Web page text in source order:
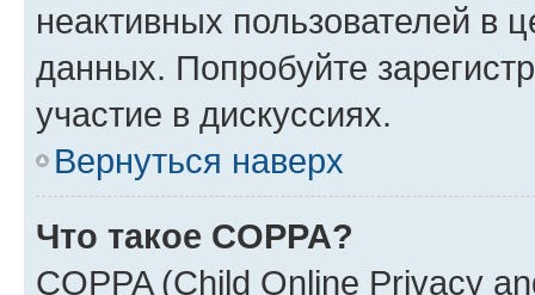
неактивных пользователей в
данных. Попробуйте
участие в дискуссиях.
Вернуться наверх
Что такое COPPA?
COPPA (Child Online Privacy